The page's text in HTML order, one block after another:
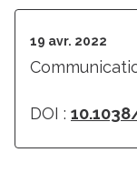
19 avr. 2022
DOI :